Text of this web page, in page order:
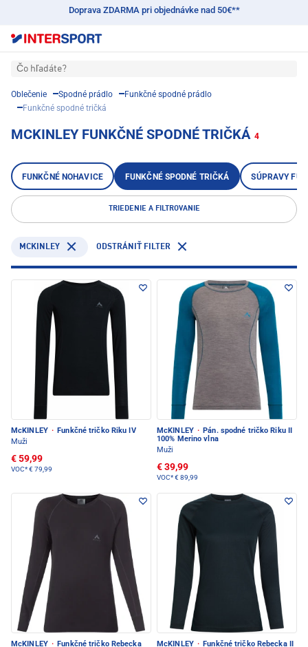
Doprava ZDARMA pri objednávke nad 50€**
Čo hľadáte?
Oblečenie Spodné prádlo
Funkčné spodné prádlo
Funkčné spodné tričká
MCKINLEY FUNKČNÉ SPODNÉ TRIČKÁ 4
FUNKČNÉ NOHAVICE FUNKČNÉ SPODNÉ TRIČKÁ SÚPRAVY
TRIEDENIE A FILTROVANIE
MCKINLEY ODSTRÁNIŤ FILTER
McKINLEY · Funkčné tričko Riku IV
Muži
€ 59,99
VOC*€ 79,99
McKINLEY · Pán. spodné tričko Riku II
100% Merino vlna
Muži
€ 39,99
VOC*€ 89,99
McKINLEY · Funkčné tričko Rebecka
McKINLEY · Funkčné tričko Rebecka II